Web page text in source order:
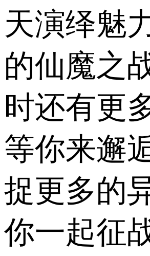
天演绎魅
的仙魔之
时还有更
等你来邂
捉更多的
你一起征